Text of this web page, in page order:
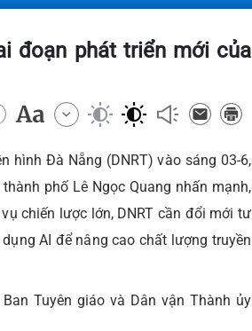
đoạn phát triển mới của
hình Đà Nẵng (DNRT) vào sáng 03-6,
phố Lê Ngọc Quang nhấn mạnh,
chiến lược lớn, DNRT cần đổi mới tư
AI để nâng cao chất lượng truyền
Tuyên giáo và Dân vận Thành ủy